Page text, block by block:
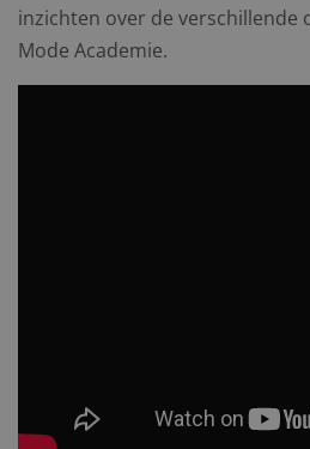
inzichten over de verschillende
Mode Academie.